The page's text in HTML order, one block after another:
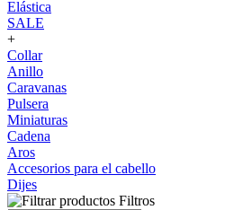
Elástica
SALE
+
Collar
Anillo
Caravanas
Pulsera
Miniaturas
Cadena
Aros
Accesorios para el cabello
Dijes
Filtros